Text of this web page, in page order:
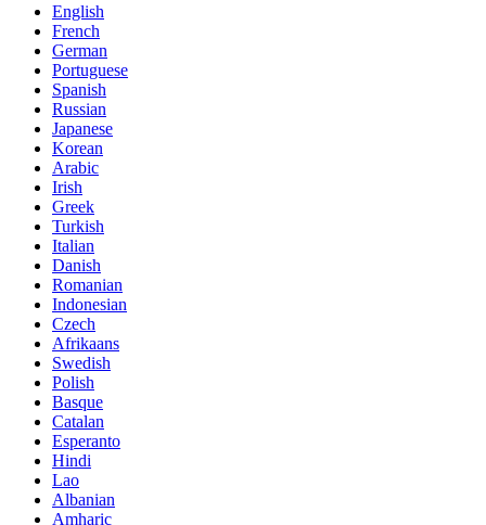
English
French
German
Portuguese
Spanish
Russian
Japanese
Korean
Arabic
Irish
Greek
Turkish
Italian
Danish
Romanian
Indonesian
Czech
Afrikaans
Swedish
Polish
Basque
Catalan
Esperanto
Hindi
Lao
Albanian
Amharic